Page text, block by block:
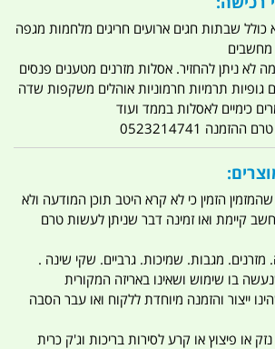
כ 7 ימים לא כולל שבתות חגים ארועים חריגים מלחמות מגפה
לא ניתן להחזיר. אסלות מזרנים מטענים פנסים
גופיות תרמיות חרמוניות אוהלים משקפות שדה
כימיים לאסלות בממד ועוד
0523214741
הזמין כי לא קרא היטב תוכן המודעה ולא
קיימת ואו זמינה דבר שניתן לעשות טרם
מזרנים. מגבות. שמיכות. גרביים. שקי שינה .
בו שימוש ושאינו באריזה המקורית
ייצור והזמנה מיוחדת ללקוח ואו עבר הסבה
או פיצוץ או קרע לסירות בריכות וג'ק כרית